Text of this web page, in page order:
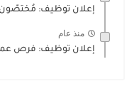
إعلان توظيف: مُختصّون
منذ عام
إعلان توظيف: فرص